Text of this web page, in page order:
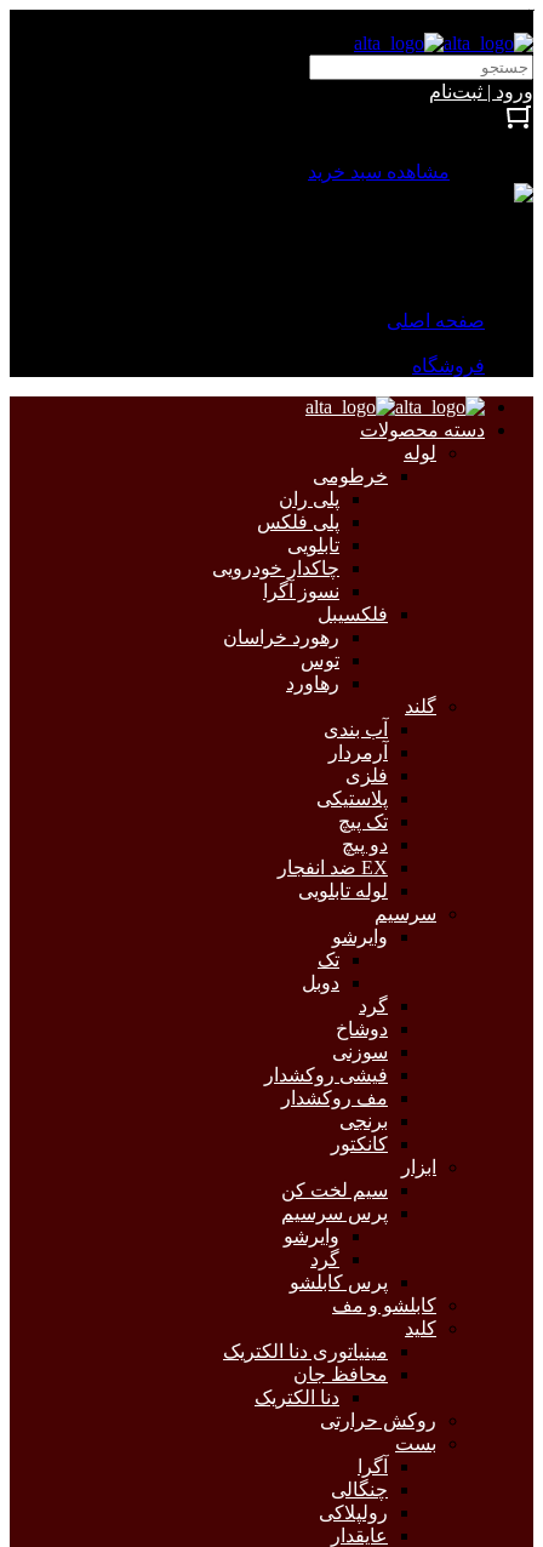
ورود | ثبت‌نام
مشاهده سبد خرید
صفحه اصلی
فروشگاه
دسته محصولات
لوله
خرطومی
پلی ران
پلی فلکس
تابلویی
چاکدار خودرویی
نسوز آگرا
فلکسیبل
رهورد خراسان
توس
رهاورد
گلند
آب بندی
آرمردار
فلزی
پلاستیکی
تک پیچ
دو پیچ
EX ضد انفجار
لوله تابلویی
سرسیم
وایرشو
تک
دوبل
گرد
دوشاخ
سوزنی
فیشی روکشدار
مف روکشدار
برنجی
کانکتور
ابزار
سیم لخت کن
پرس سرسیم
وایرشو
گرد
پرس کابلشو
کابلشو و مف
کلید
مینیاتوری دنا الکتریک
محافظ جان
دنا الکتریک
روکش حرارتی
بست
آگرا
چنگالی
رولپلاکی
عایقدار